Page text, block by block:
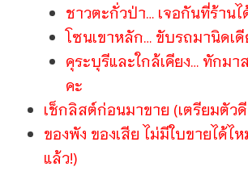
ชาวตะกั่วป่า… เจอกันที่ร้านไ
โซนเขาหลัก… ขับรถมานิดเ
คุระบุรีและใกล้เคียง… ทักม
คะ
เช็กลิสต์ก่อนมาขาย (เตรียมตัว
ของพัง ของเสีย ไม่มีใบขายได้ไ
แล้ว!)